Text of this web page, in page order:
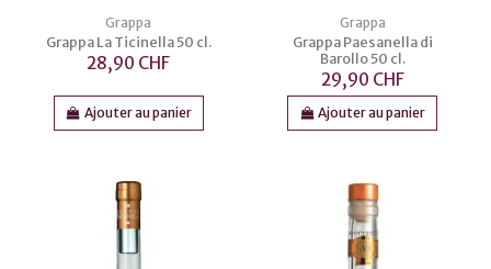
Grappa
Grappa La Ticinella 50 cl.
28,90 CHF
Ajouter au panier
Grappa
Grappa Paesanella di
Barollo 50 cl.
29,90 CHF
Ajouter au panier